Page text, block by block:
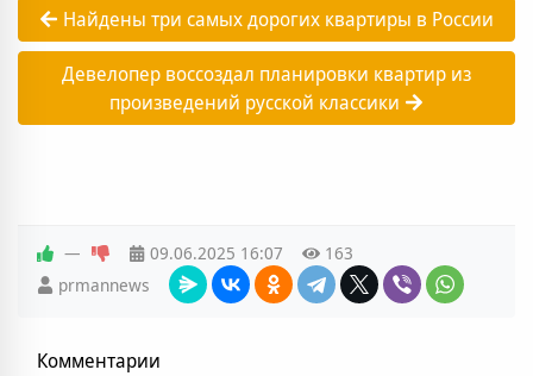
Найдены три самых дорогих квартиры в России
Девелопер воссоздал планировки квартир из
произведений русской классики
— 09.06.2025 16:07
163
prmannews
Комментарии